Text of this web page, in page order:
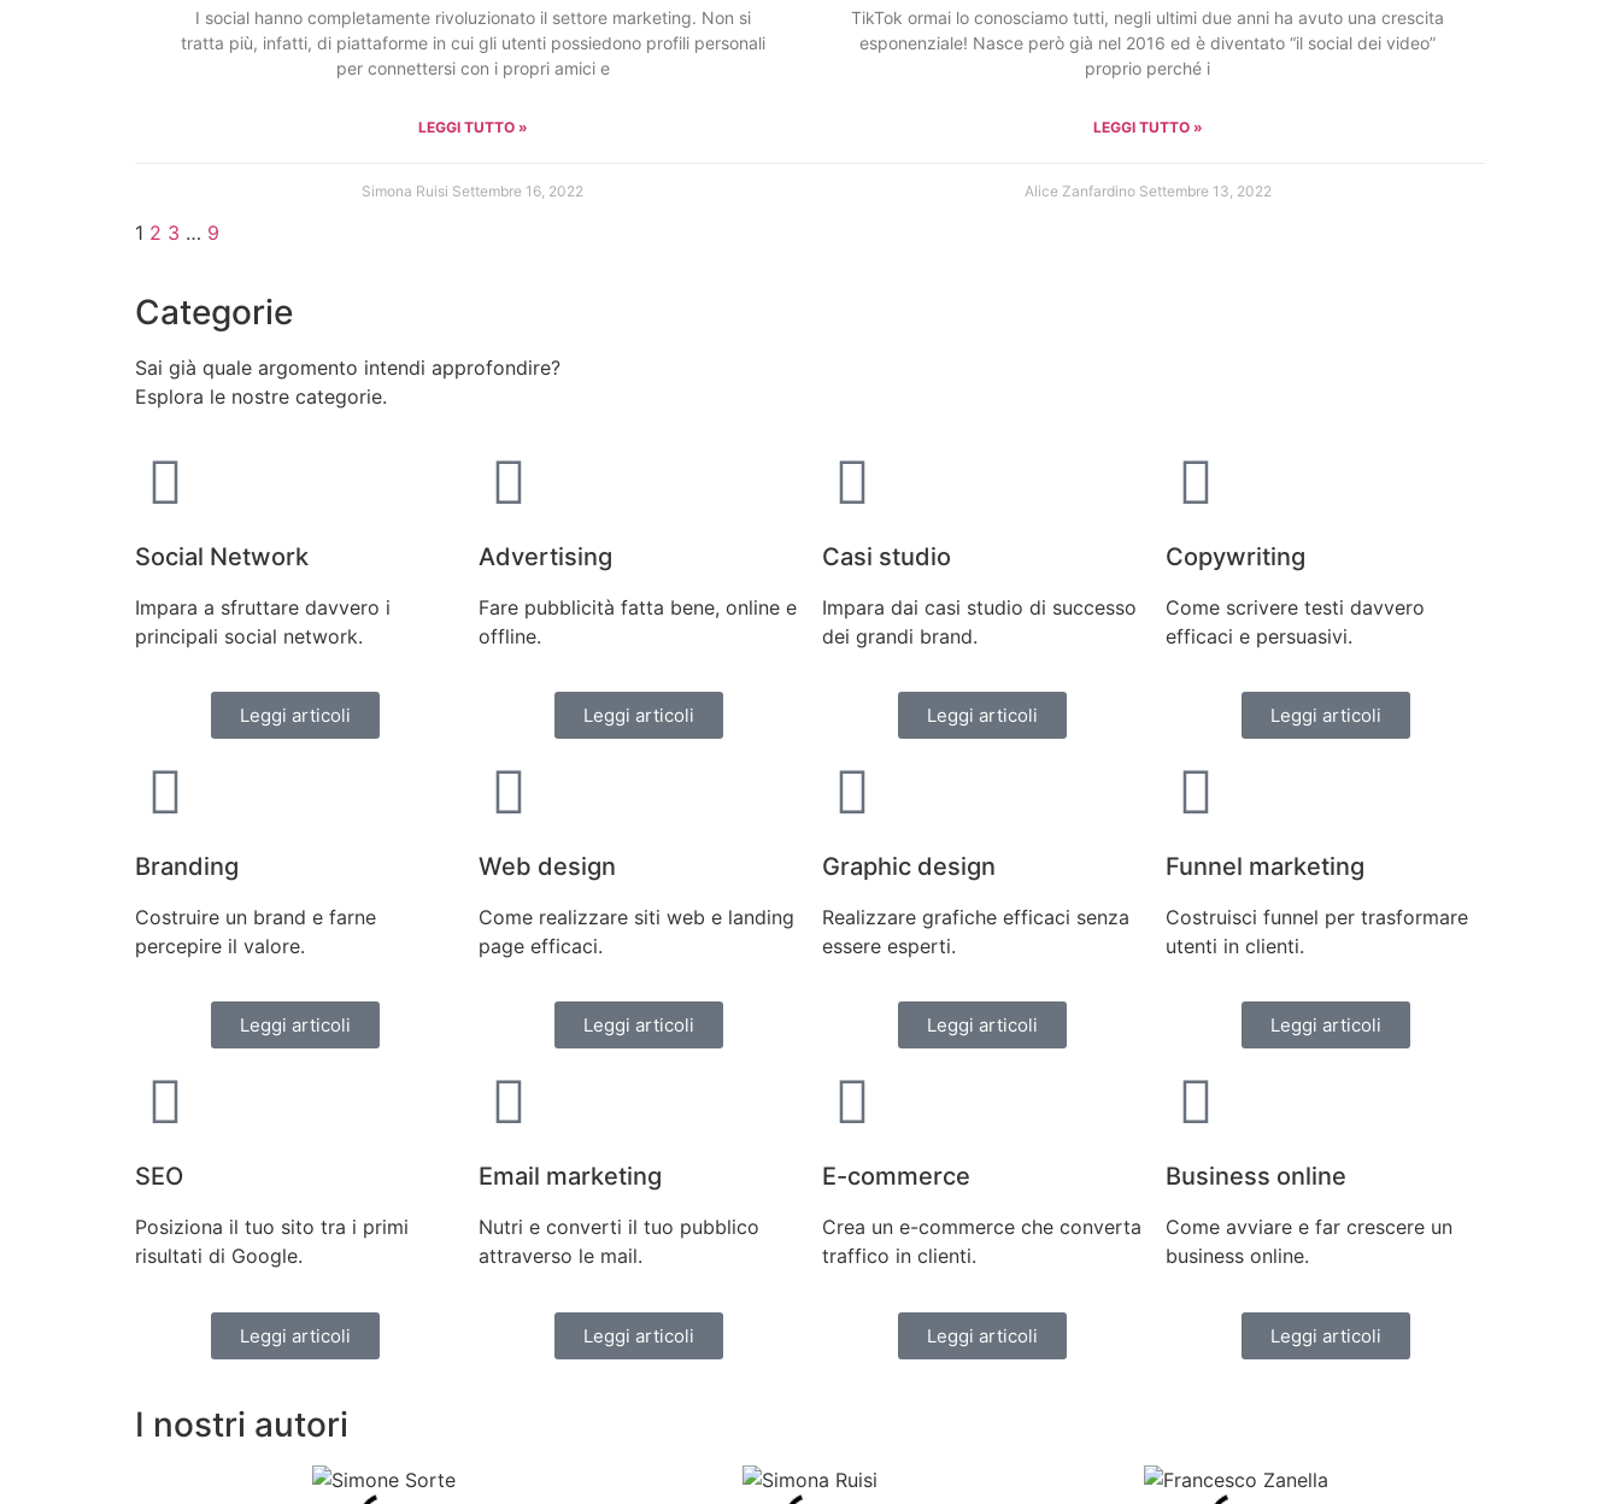
I social hanno completamente rivoluzionato il settore marketing. Non si
tratta più, infatti, di piattaforme in cui gli utenti possiedono profili personali
per connettersi con i propri amici e
LEGGI TUTTO »
Simona Ruisi Settembre 16, 2022
TikTok ormai lo conosciamo tutti, negli ultimi due anni ha avuto una crescita
esponenziale! Nasce però già nel 2016 ed è diventato “il social dei video”
proprio perché i
LEGGI TUTTO »
Alice Zanfardino Settembre 13, 2022
1 2 3 … 9
Categorie
Sai già quale argomento intendi approfondire?
Esplora le nostre categorie.
Social Network
Impara a sfruttare davvero i
principali social network.
Leggi articoli
Advertising
Fare pubblicità fatta bene, online e
offline.
Leggi articoli
Casi studio
Impara dai casi studio di successo
dei grandi brand.
Leggi articoli
Copywriting
Come scrivere testi davvero
efficaci e persuasivi.
Leggi articoli
Branding
Costruire un brand e farne
percepire il valore.
Leggi articoli
Web design
Come realizzare siti web e landing
page efficaci.
Leggi articoli
Graphic design
Realizzare grafiche efficaci senza
essere esperti.
Leggi articoli
Funnel marketing
Costruisci funnel per trasformare
utenti in clienti.
Leggi articoli
SEO
Posiziona il tuo sito tra i primi
risultati di Google.
Leggi articoli
Email marketing
Nutri e converti il tuo pubblico
attraverso le mail.
Leggi articoli
E-commerce
Crea un e-commerce che converta
traffico in clienti.
Leggi articoli
Business online
Come avviare e far crescere un
business online.
Leggi articoli
I nostri autori